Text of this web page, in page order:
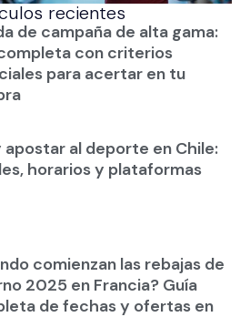
recientes
de campaña de alta gama:
con criterios
para acertar en tu
apostar al deporte en Chile:
horarios y plataformas
comienzan las rebajas de
2025 en Francia? Guía
de fechas y ofertas en